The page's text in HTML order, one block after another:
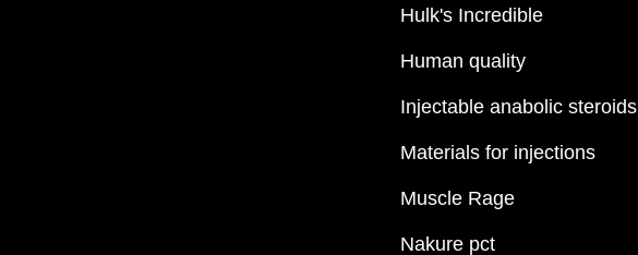
Hulk's Incredible
Human quality
Injectable anabolic steroids
Materials for injections
Muscle Rage
Nakure pct